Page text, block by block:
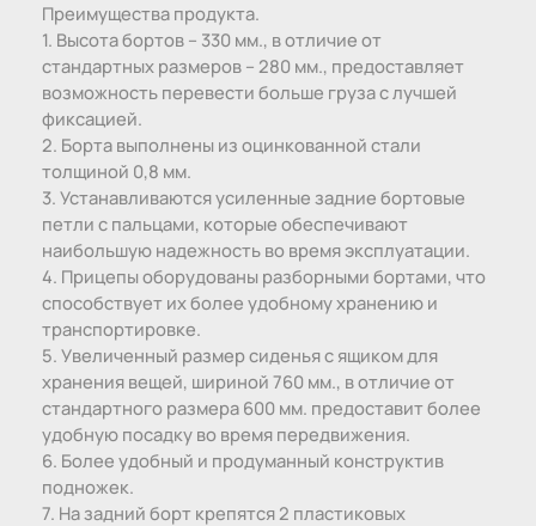
Преимущества продукта.
1. Высота бортов – 330 мм., в отличие от
стандартных размеров – 280 мм., предоставляет
возможность перевести больше груза с лучшей
фиксацией.
2. Борта выполнены из оцинкованной стали
толщиной 0,8 мм.
3. Устанавливаются усиленные задние бортовые
петли с пальцами, которые обеспечивают
наибольшую надежность во время эксплуатации.
4. Прицепы оборудованы разборными бортами, что
способствует их более удобному хранению и
транспортировке.
5. Увеличенный размер сиденья с ящиком для
хранения вещей, шириной 760 мм., в отличие от
стандартного размера 600 мм. предоставит более
удобную посадку во время передвижения.
6. Более удобный и продуманный конструктив
подножек.
7. На задний борт крепятся 2 пластиковых